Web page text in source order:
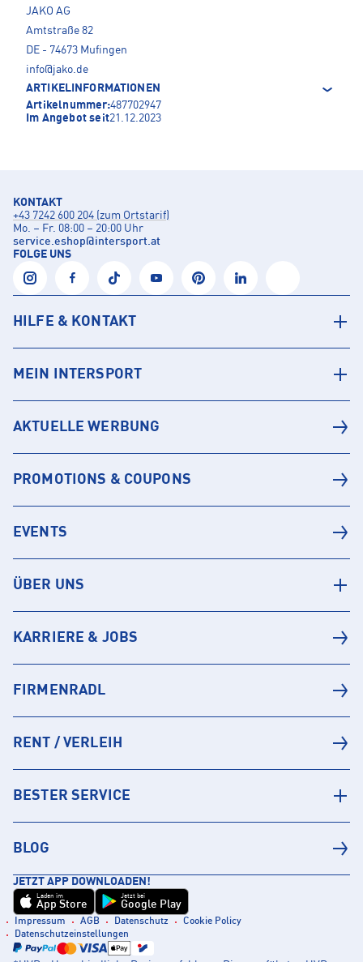
JAKO AG
Amtstraße 82
DE - 74673 Mufingen
info@jako.de
ARTIKELINFORMATIONEN
Artikelnummer:487702947
Im Angebot seit21.12.2023
KONTAKT
+43 7242 600 204 (zum Ortstarif)
Mo. – Fr. 08:00 – 20:00 Uhr
service.eshop@intersport.at
FOLGE UNS
HILFE & KONTAKT
MEIN INTERSPORT
AKTUELLE WERBUNG
PROMOTIONS & COUPONS
EVENTS
ÜBER UNS
KARRIERE & JOBS
FIRMENRADL
RENT / VERLEIH
BESTER SERVICE
BLOG
JETZT APP DOWNLOADEN!
Laden im
App Store
Jetzt bei
Google Play
Impressum AGB Datenschutz
Cookie Policy
Datenschutzeinstellungen